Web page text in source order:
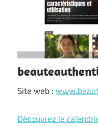
Site web :
Découvrez le